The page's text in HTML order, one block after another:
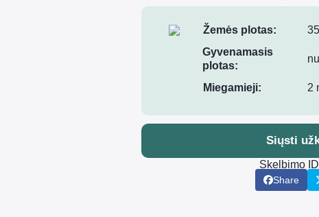
Žemės plotas:
Gyvenamasis
plotas:
Miegamieji: 2
Siųsti
Skelbimo
Share